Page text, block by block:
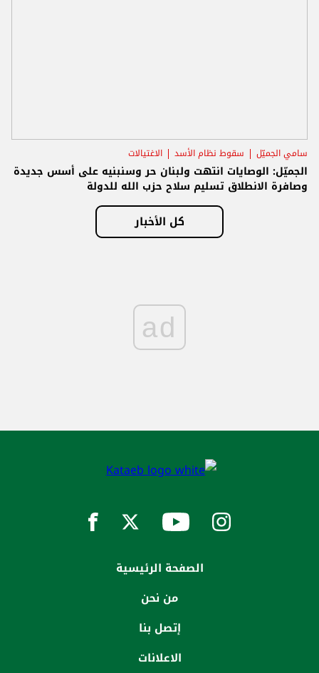
سامي الجميّل سقوط نظام الأسد الاغتيالات
الجميّل: الوصايات انتهت ولبنان حر وسنبنيه على أسس جديدة
وصافرة الانطلاق تسليم سلاح حزب الله للدولة
كل الأخبار
ad
الصفحة الرئيسية
من نحن
إتصل بنا
الاعلانات